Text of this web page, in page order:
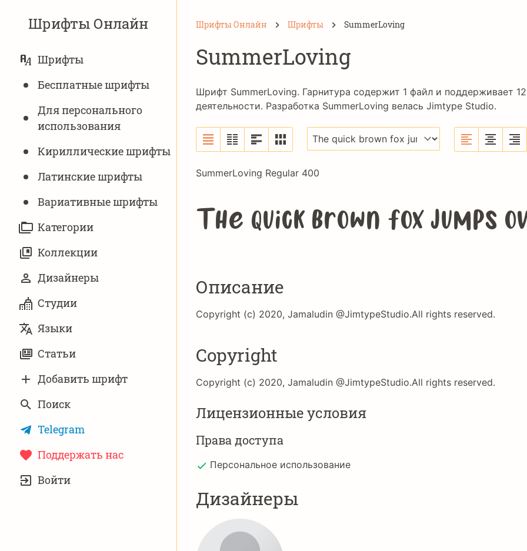
Шрифты Онлайн
НАВИГАЦИЯ
Шрифты
Бесплатные шрифты
Для персонального
использования
Кириллические шрифты
Латинские шрифты
Вариативныe шрифты
Категории
Коллекции
Дизайнеры
Студии
Языки
Статьи
Добавить шрифт
Поиск
Telegram
Поддержать нас
ЗАПИСЬ
Войти
Шрифты Онлайн Шрифты SummerLoving
SummerLoving
Шрифт SummerLoving. Гарнитура содержит 1 файл и поддерживает
деятельности. Разработка SummerLoving велась Jimtype Studio.
SummerLoving Regular 400
The quick brown fox jumps
Описание
Copyright (c) 2020, Jamaludin @JimtypeStudio.All rights reserved.
Copyright
Copyright (c) 2020, Jamaludin @JimtypeStudio.All rights reserved.
Лицензионные условия
Права доступа
Персональное использование
Дизайнеры